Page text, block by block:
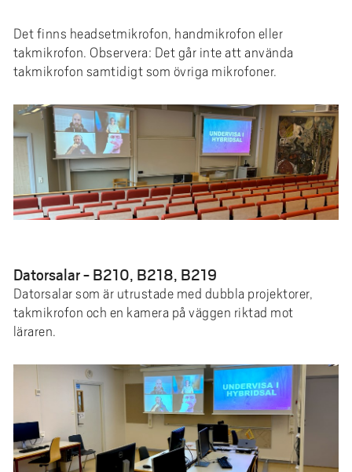
Det finns headsetmikrofon, handmikrofon eller
takmikrofon. Observera: Det går inte att använda
takmikrofon samtidigt som övriga mikrofoner.
Datorsalar - B210, B218, B219
Datorsalar som är utrustade med dubbla projektorer,
takmikrofon och en kamera på väggen riktad mot
läraren.